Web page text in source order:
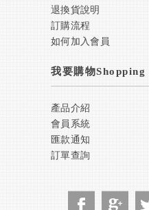
退換貨說明
訂購流程
如何加入會員
我要購物Shopping
產品介紹
會員系統
匯款通知
訂單查詢